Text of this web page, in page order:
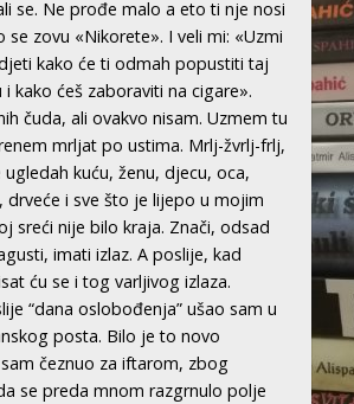
se. Ne prođe malo a eto ti nje nosi
se zovu «Nikorete». I veli mi: «Uzmi
kako će ti odmah popustiti taj
kako ćeš zaboraviti na cigare».
čuda, ali ovakvo nisam. Uzmem tu
mrljat po ustima. Mrlj-žvrlj-frlj,
kuću, ženu, djecu, oca,
drveće i sve što je lijepo u mojim
sreći nije bilo kraja. Znači, odsad
imati izlaz. A poslije, kad
ću se i tog varljivog izlaza.
“dana oslobođenja” ušao sam u
posta. Bilo je to novo
čeznuo za iftarom, zbog
se preda mnom razgrnulo polje